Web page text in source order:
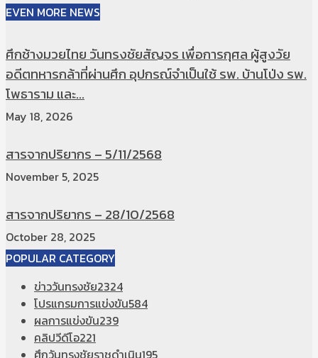
EVEN MORE NEWS
ศึกช้างมวยไทย วันทรงชัยสัญจร เพื่อการกุศล ผู้สูงวัย
อดีตทหารกล้าที่ผ่านศึก อุปกรณ์จำเป็นใช้ รพ. บ้านโป่ง รพ.
โพธาราม และ...
May 18, 2026
สารจากปริยากร – 5/11/2568
November 5, 2025
สารจากปริยากร – 28/10/2568
October 28, 2025
POPULAR CATEGORY
ข่าววันทรงชัย2324
โปรแกรมการแข่งขัน584
ผลการแข่งขัน239
คลิปวีดีโอ221
ศึกวันทรงชัยราชดำเนิน195